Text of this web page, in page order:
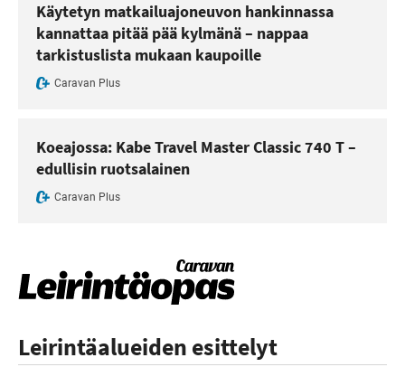
Käytetyn matkailuajoneuvon hankinnassa
kannattaa pitää pää kylmänä – nappaa
tarkistuslista mukaan kaupoille
Caravan Plus
Koeajossa: Kabe Travel Master Classic 740 T –
edullisin ruotsalainen
Caravan Plus
Leirintäalueiden esittelyt